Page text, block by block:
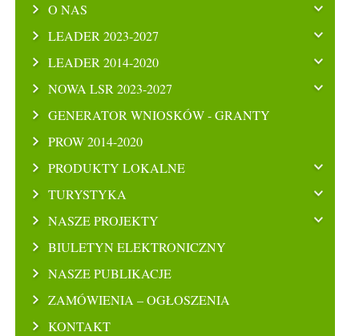
O NAS
LEADER 2023-2027
LEADER 2014-2020
NOWA LSR 2023-2027
GENERATOR WNIOSKÓW - GRANTY
PROW 2014-2020
PRODUKTY LOKALNE
TURYSTYKA
NASZE PROJEKTY
BIULETYN ELEKTRONICZNY
NASZE PUBLIKACJE
ZAMÓWIENIA – OGŁOSZENIA
KONTAKT